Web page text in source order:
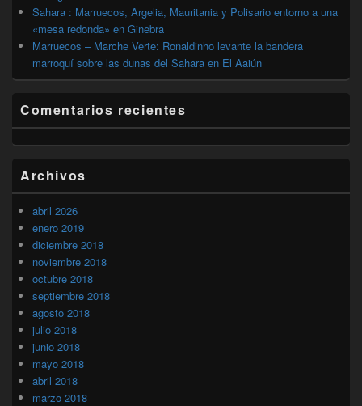
Sahara : Marruecos, Argelia, Mauritania y Polisario entorno a una
«mesa redonda» en Ginebra
Marruecos – Marche Verte: Ronaldinho levante la bandera
marroquí sobre las dunas del Sahara en El Aaiún
Comentarios recientes
Archivos
abril 2026
enero 2019
diciembre 2018
noviembre 2018
octubre 2018
septiembre 2018
agosto 2018
julio 2018
junio 2018
mayo 2018
abril 2018
marzo 2018